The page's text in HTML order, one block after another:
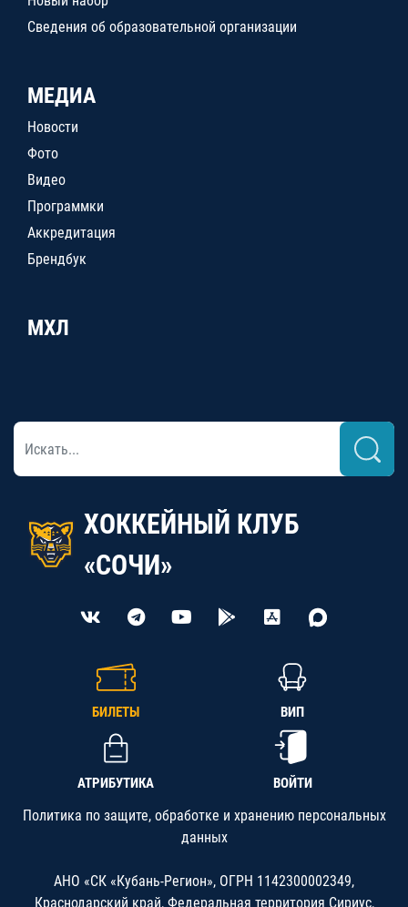
Сведения об образовательной организации
МЕДИА
Новости
Фото
Видео
Программки
Аккредитация
Брендбук
МХЛ
ХОККЕЙНЫЙ КЛУБ
«СОЧИ»
БИЛЕТЫ ВИП
АТРИБУТИКА ВОЙТИ
Политика по защите, обработке и хранению персональных
данных
АНО «СК «Кубань-Регион», ОГРН 1142300002349,
Краснодарский край, Федеральная территория Сириус,